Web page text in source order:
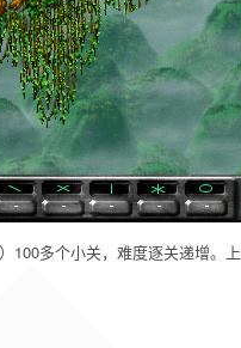
多个小关，难度逐关递增。